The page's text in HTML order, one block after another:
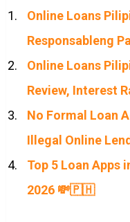
Online Loans
Responsableng
Online Loans
Review, Interest
No Formal Loan
Illegal Online
Top 5 Loan Apps
2026 💸🇵🇭